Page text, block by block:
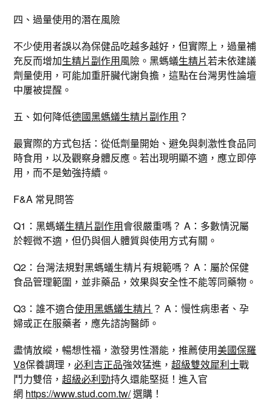
四、過量使用的潛在風險
不少使用者誤以為保健品吃越多越好，但實際上，過量補
充反而增加生精片副作用風險。黑螞蟻生精片若未依建議
劑量使用，可能加重肝臟代謝負擔，這點在台灣男性論壇
中屢被提醒。
五、如何降低德國黑螞蟻生精片副作用 ？
最實際的方式包括：從低劑量開始、避免與刺激性食品同
時食用，以及觀察身體反應。若出現明顯不適，應立即停
用，而不是勉強持續。
F&A 常見問答
Q1：黑螞蟻生精片副作用會很嚴重嗎？ A：多數情況屬
於輕微不適，但仍與個人體質與使用方式有關。
Q2：台灣法規對黑螞蟻生精片有規範嗎？ A：屬於保健
食品管理範圍，並非藥品，效果與安全性不能等同藥物。
Q3：誰不適合使用黑螞蟻生精片 ？ A：慢性病患者、孕
婦或正在服藥者，應先諮詢醫師。
盡情放縱，暢想性福，激發男性潛能，推薦使用美國保羅
V8保養調理，必利吉正品強效猛進，超級雙效犀利士戰
鬥力雙倍，超級必利勁持久還能堅挺！進入官
網 https://www.stud.com.tw/選購！